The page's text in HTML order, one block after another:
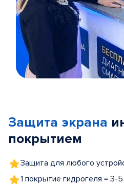
5
Защита экрана
покрытием
Защита для любого
1 покрытие гидрогеля = 3-